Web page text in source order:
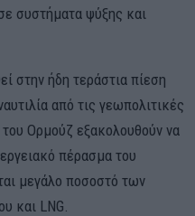
συστήματα ψύξης και
στην ήδη τεράστια πίεση
από τις γεωπολιτικές
Ορμούζ εξακολουθούν να
πέρασμα του
μεγάλο ποσοστό των
και LNG.